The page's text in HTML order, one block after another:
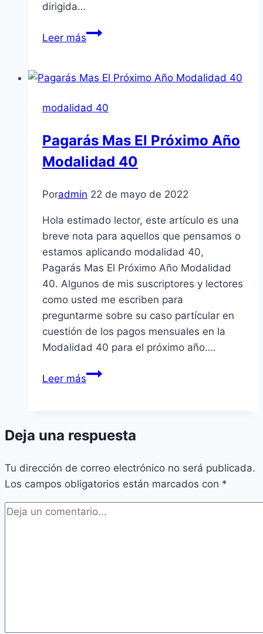
dirigida…
Leer másAumenta
Pensión
La
40
modalidad 40
Pagarás Mas El Próximo Año
Modalidad 40
Poradmin 22 de mayo de 2022
Hola estimado lector, este artículo es una
breve nota para aquellos que pensamos o
estamos aplicando modalidad 40,
Pagarás Mas El Próximo Año Modalidad
40. Algunos de mis suscriptores y lectores
como usted me escriben para
preguntarme sobre su caso partícular en
cuestión de los pagos mensuales en la
Modalidad 40 para el próximo año….
Leer másPagarás
Año
40
Deja una respuesta
Tu dirección de correo electrónico no será publicada.
Los campos obligatorios están marcados con *